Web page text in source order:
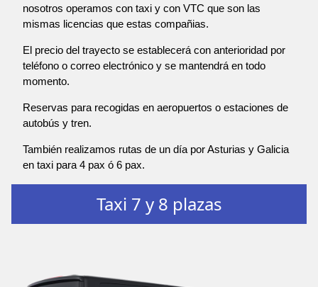
nosotros operamos con taxi y con VTC que son las
mismas licencias que estas compañias.
El precio del trayecto se establecerá con anterioridad por
teléfono o correo electrónico y se mantendrá en todo
momento.
Reservas para recogidas en aeropuertos o estaciones de
autobús y tren.
También realizamos rutas de un día por Asturias y Galicia
en taxi para 4 pax ó 6 pax.
Taxi 7 y 8 plazas